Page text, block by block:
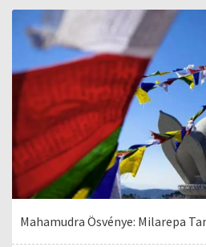
Mahamudra Ösvénye: Milarepa